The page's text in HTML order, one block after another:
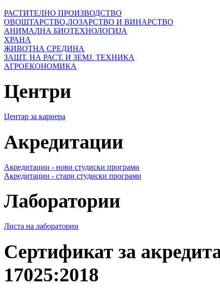
РАСТИТЕЛНО ПРОИЗВОДСТВО
ОВОШТАРСТВО,ЛОЗАРСТВО И ВИНАРСТВО
АНИМАЛНА БИОТЕХНОЛОГИЈА
ХРАНА
ЖИВОТНА СРЕДИНА
ЗАШТ. НА РАСТ. И ЗЕМЈ. ТЕХНИКА
АГРОЕКОНОМИКА
Центри
Центар за кариера
Акредитации
Акредитации - нови студиски програми
Акредитации - стари студиски програми
Лаборатории
Листа на лаборатории
Сертификат за
17025:2018